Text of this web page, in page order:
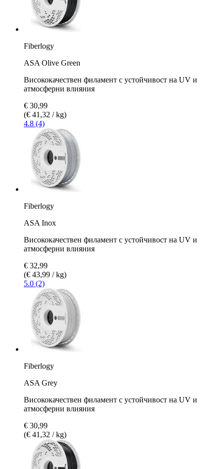
Fiberlogy
ASA Olive Green
Висококачествен филамент с устойчивост на UV и
атмосферни влияния
€ 30,99
(€ 41,32 / kg)
4.8 (4)
Fiberlogy
ASA Inox
Висококачествен филамент с устойчивост на UV и
атмосферни влияния
€ 32,99
(€ 43,99 / kg)
5.0 (2)
Fiberlogy
ASA Grey
Висококачествен филамент с устойчивост на UV и
атмосферни влияния
€ 30,99
(€ 41,32 / kg)